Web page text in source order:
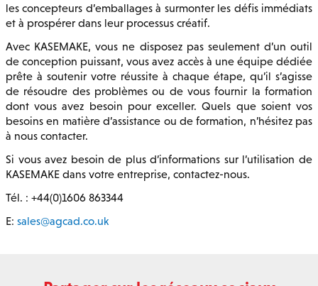
les concepteurs d’emballages à surmonter les défis immédiats
et à prospérer dans leur processus créatif.
Avec KASEMAKE, vous ne disposez pas seulement d’un outil
de conception puissant, vous avez accès à une équipe dédiée
prête à soutenir votre réussite à chaque étape, qu’il s’agisse
de résoudre des problèmes ou de vous fournir la formation
dont vous avez besoin pour exceller. Quels que soient vos
besoins en matière d’assistance ou de formation, n’hésitez pas
à nous contacter.
Si vous avez besoin de plus d’informations sur l’utilisation de
KASEMAKE dans votre entreprise, contactez-nous.
Tél. : +44(0)1606 863344
E: sales@agcad.co.uk